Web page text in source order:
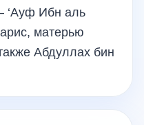
‘Ауф Ибн аль
матерью
Абдуллах бин